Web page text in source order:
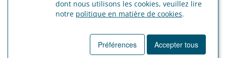
dont nous utilisons les cookies, veuillez lire
notre politique en matière de cookies.
Préférences Accepter tous